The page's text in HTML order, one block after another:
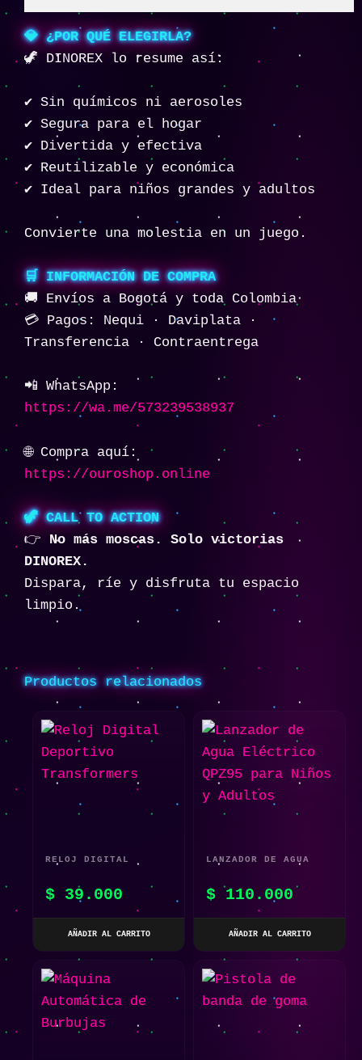
💎 ¿POR QUÉ ELEGIRLA?
🦖 DINOREX lo resume así:
✔ Sin químicos ni aerosoles
✔ Segura para el hogar
✔ Divertida y efectiva
✔ Reutilizable y económica
✔ Ideal para niños grandes y adultos
Convierte una molestia en un juego.
🛒 INFORMACIÓN DE COMPRA
🚚 Envíos a Bogotá y toda Colombia
💳 Pagos: Nequi · Daviplata ·
Transferencia · Contraentrega
📲 WhatsApp:
https://wa.me/573239538937
🌐 Compra aquí:
https://ouroshop.online
🦖 CALL TO ACTION
👉 No más moscas. Solo victorias
DINOREX.
Dispara, ríe y disfruta tu espacio
limpio.
Productos relacionados
RELOJ DIGITAL
TRANSFORMERS
$ 39.000
AÑADIR AL CARRITO
LANZADOR DE AGUA
PARA NIÑOS Y
$ 110.000
AÑADIR AL CARRITO